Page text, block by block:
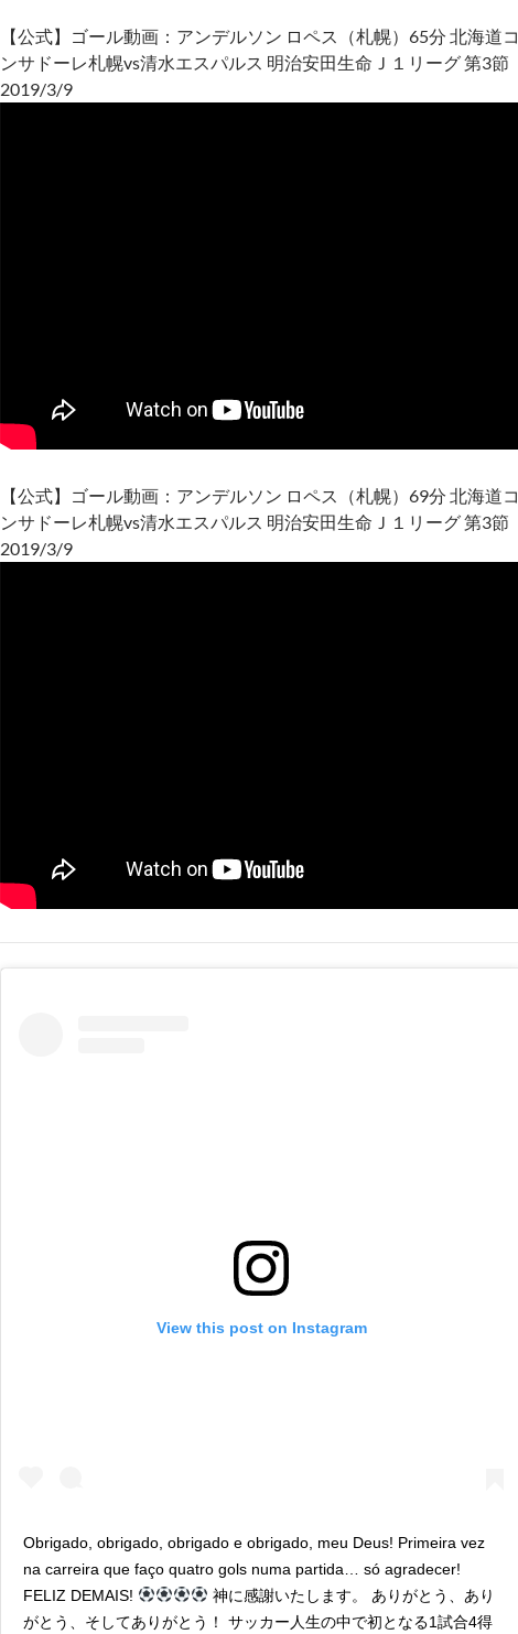
【公式】ゴール動画：アンデルソン ロペス（札幌）65分 北海道コ
ンサドーレ札幌vs清水エスパルス 明治安田生命Ｊ１リーグ 第3節
2019/3/9
【公式】ゴール動画：アンデルソン ロペス（札幌）69分 北海道コ
ンサドーレ札幌vs清水エスパルス 明治安田生命Ｊ１リーグ 第3節
2019/3/9
View this post on Instagram
Obrigado, obrigado, obrigado e obrigado, meu Deus! Primeira vez
na carreira que faço quatro gols numa partida… só agradecer!
FELIZ DEMAIS!
神に感謝いたします。 ありがとう、あり
がとう、そしてありがとう！ サッカー人生の中で初となる1試合4得